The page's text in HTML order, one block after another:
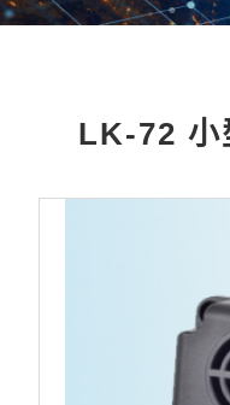
LK-72 小